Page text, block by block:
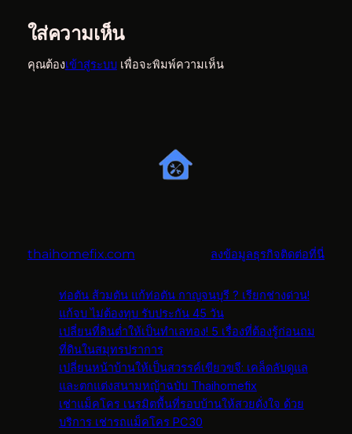
ใส่ความเห็น
คุณต้องเข้าสู่ระบบเพื่อจะพิมพ์ความเห็น
thaihomefix.com ลงข้อมูลธุรกิจติดต่อที่นี่
ท่อตัน ส้วมตัน แก้ท่อตัน กาญจนบุรี ? เรียกช่างด่วน!
แก้จบ ไม่ต้องทุบ รับประกัน 45 วัน
เปลี่ยนที่ดินต่ำให้เป็นทำเลทอง! 5 เรื่องที่ต้องรู้ก่อนถม
ที่ดินในสมุทรปราการ
เปลี่ยนหน้าบ้านให้เป็นสวรรค์เขียวขจี: เคล็ดลับดูแล
และตกแต่งสนามหญ้าฉบับ Thaihomefix
เช่าแม็คโคร เนรมิตพื้นที่รอบบ้านให้สวยดั่งใจ ด้วย
บริการ เช่ารถแม็คโคร PC30